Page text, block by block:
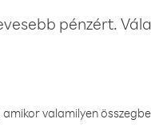
pénzért.
valamilyen